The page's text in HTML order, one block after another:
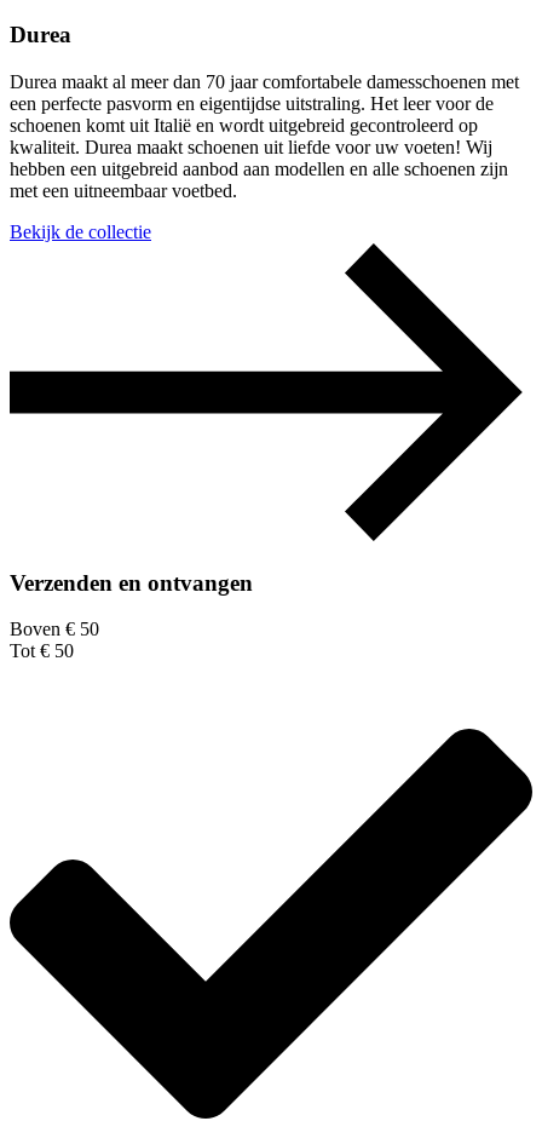
Durea
Durea maakt al meer dan 70 jaar comfortabele damesschoenen met
een perfecte pasvorm en eigentijdse uitstraling. Het leer voor de
schoenen komt uit Italië en wordt uitgebreid gecontroleerd op
kwaliteit. Durea maakt schoenen uit liefde voor uw voeten! Wij
hebben een uitgebreid aanbod aan modellen en alle schoenen zijn
met een uitneembaar voetbed.
Bekijk de collectie
Verzenden en ontvangen
Boven € 50
Tot € 50